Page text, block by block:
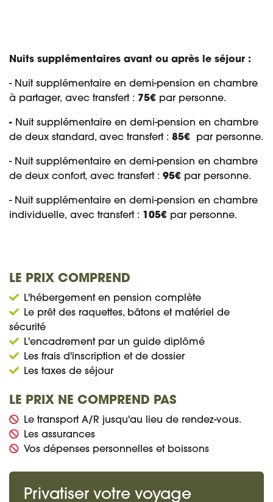
Nuits supplémentaires avant ou après le séjour :
- Nuit supplémentaire en demi-pension en chambre
à partager, avec transfert : 75€ par personne.
- Nuit supplémentaire en demi-pension en chambre
de deux standard, avec transfert : 85€ par personne.
- Nuit supplémentaire en demi-pension en chambre
de deux confort, avec transfert : 95€ par personne.
- Nuit supplémentaire en demi-pension en chambre
individuelle, avec transfert : 105€ par personne.
LE PRIX COMPREND
L'hébergement en pension complète
Le prêt des raquettes, bâtons et matériel de
sécurité
L'encadrement par un guide diplômé
Les frais d'inscription et de dossier
Les taxes de séjour
LE PRIX NE COMPREND PAS
Le transport A/R jusqu'au lieu de rendez-vous.
Les assurances
Vos dépenses personnelles et boissons
Privatiser votre voyage